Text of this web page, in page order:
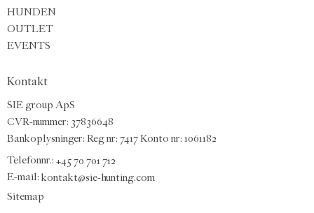
HUNDEN
OUTLET
EVENTS
Kontakt
SIE group ApS
CVR-nummer: 37836648
Bankoplysninger: Reg nr: 7417 Konto nr: 1061182
Telefonnr.: +45 70 701 712
E-mail: kontakt@sie-hunting.com
Sitemap